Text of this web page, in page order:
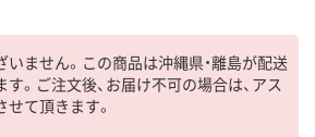
ません。この商品は沖縄県・離島が配送
。ご注文後、お届け不可の場合は、アス
て頂きます。